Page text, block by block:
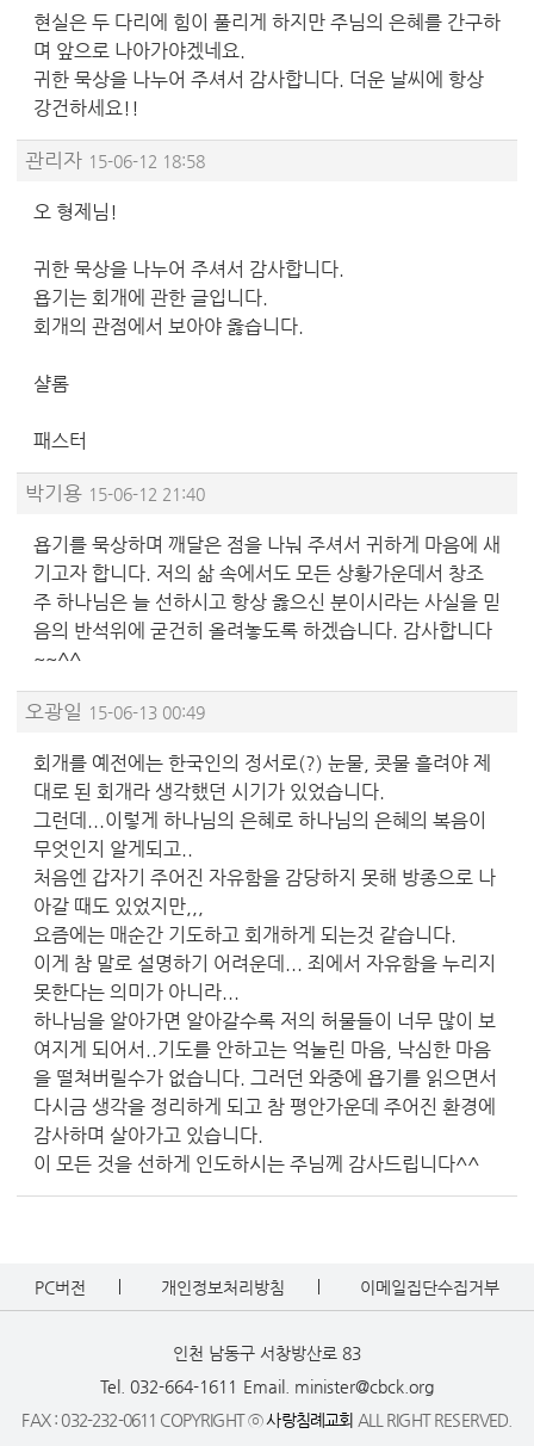
현실은 두 다리에 힘이 풀리게 하지만 주님의 은혜를 간구하
며 앞으로 나아가야겠네요.
귀한 묵상을 나누어 주셔서 감사합니다. 더운 날씨에 항상
강건하세요!!
관리자 15-06-12 18:58
오 형제님!
귀한 묵상을 나누어 주셔서 감사합니다.
욥기는 회개에 관한 글입니다.
회개의 관점에서 보아야 옳습니다.
샬롬
패스터
박기용 15-06-12 21:40
욥기를 묵상하며 깨달은 점을 나눠 주셔서 귀하게 마음에 새
기고자 합니다. 저의 삶 속에서도 모든 상황가운데서 창조
주 하나님은 늘 선하시고 항상 옳으신 분이시라는 사실을 믿
음의 반석위에 굳건히 올려놓도록 하겠습니다. 감사합니다
~~^^
오광일 15-06-13 00:49
회개를 예전에는 한국인의 정서로(?) 눈물, 콧물 흘려야 제
대로 된 회개라 생각했던 시기가 있었습니다.
그런데...이렇게 하나님의 은혜로 하나님의 은혜의 복음이
무엇인지 알게되고..
처음엔 갑자기 주어진 자유함을 감당하지 못해 방종으로 나
아갈 때도 있었지만,,,
요즘에는 매순간 기도하고 회개하게 되는것 같습니다.
이게 참 말로 설명하기 어려운데... 죄에서 자유함을 누리지
못한다는 의미가 아니라...
하나님을 알아가면 알아갈수록 저의 허물들이 너무 많이 보
여지게 되어서..기도를 안하고는 억눌린 마음, 낙심한 마음
을 떨쳐버릴수가 없습니다. 그러던 와중에 욥기를 읽으면서
다시금 생각을 정리하게 되고 참 평안가운데 주어진 환경에
감사하며 살아가고 있습니다.
이 모든 것을 선하게 인도하시는 주님께 감사드립니다^^
PC버전 개인정보처리방침 이메일집단수집거부
인천 남동구 서창방산로 83
Tel. 032-664-1611 Email. minister@cbck.org
FAX : 032-232-0611 COPYRIGHT ⓒ사랑침례교회 ALL RIGHT RESERVED.